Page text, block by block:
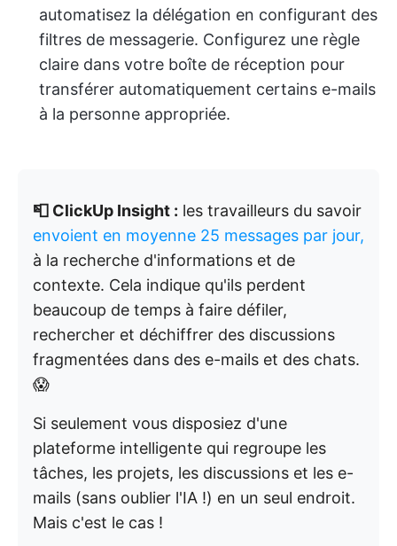
automatisez la délégation en configurant des
filtres de messagerie. Configurez une règle
claire dans votre boîte de réception pour
transférer automatiquement certains e-mails
à la personne appropriée.
📮 ClickUp Insight : les travailleurs du savoir
envoient en moyenne 25 messages par jour,
à la recherche d'informations et de
contexte. Cela indique qu'ils perdent
beaucoup de temps à faire défiler,
rechercher et déchiffrer des discussions
fragmentées dans des e-mails et des chats.
😱
Si seulement vous disposiez d'une
plateforme intelligente qui regroupe les
tâches, les projets, les discussions et les e-
mails (sans oublier l'IA !) en un seul endroit.
Mais c'est le cas !